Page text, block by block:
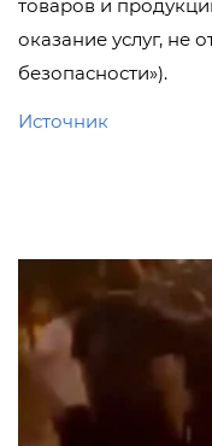
товаров и
оказание услуг, не
безопасности»).
Источник